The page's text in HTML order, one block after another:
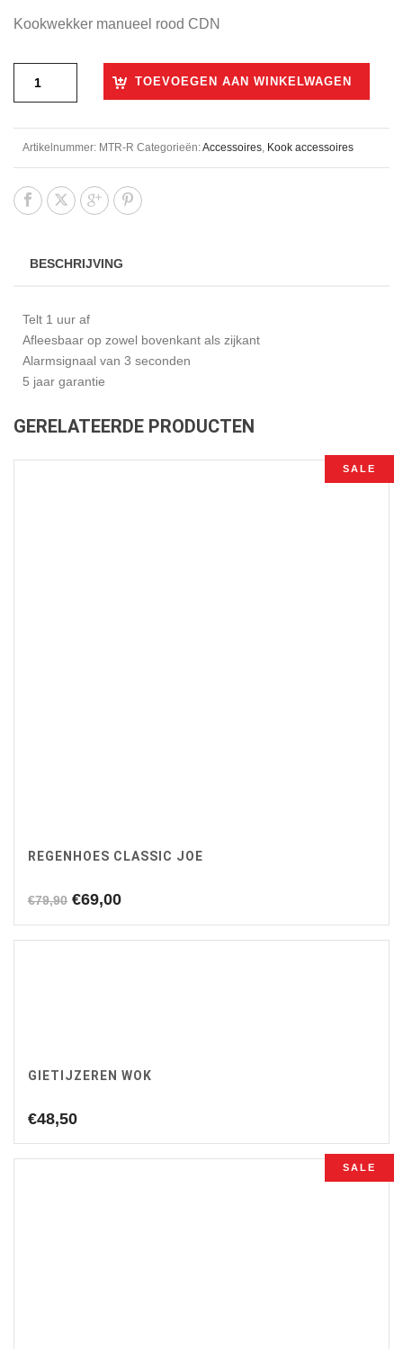
Kookwekker manueel rood CDN
TOEVOEGEN AAN WINKELWAGEN
Artikelnummer: MTR-R Categorieën:Accessoires, Kook accessoires
BESCHRIJVING
Telt 1 uur af
Afleesbaar op zowel bovenkant als zijkant
Alarmsignaal van 3 seconden
5 jaar garantie
GERELATEERDE PRODUCTEN
SALE
REGENHOES CLASSIC JOE
€79,90 Oorspronkelijke
was:
€69,00Huidige
is:
GIETIJZEREN WOK
€48,50
SALE